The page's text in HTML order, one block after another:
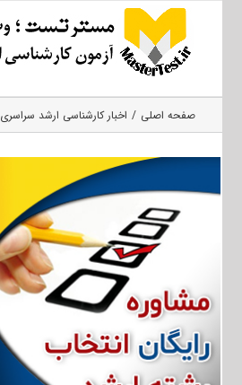
صفحه اصلی اخبار کارشناسی ارشد سراسری